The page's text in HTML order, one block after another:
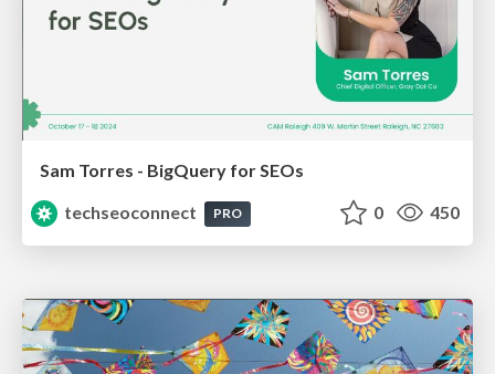
Sam Torres - BigQuery for SEOs
techseoconnect
PRO 0 450